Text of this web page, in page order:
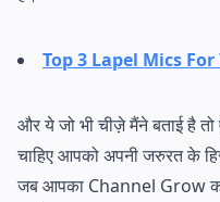
Top 3 Lapel Mics
और ये जो भी चीज़े मैंने बताई है
चाहिए आपको अपनी जरुरत के
जब आपका Channel Grow